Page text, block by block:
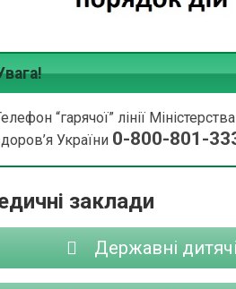
“гарячої” лінії
України 0-800-801-
заклади
Державні дитячі